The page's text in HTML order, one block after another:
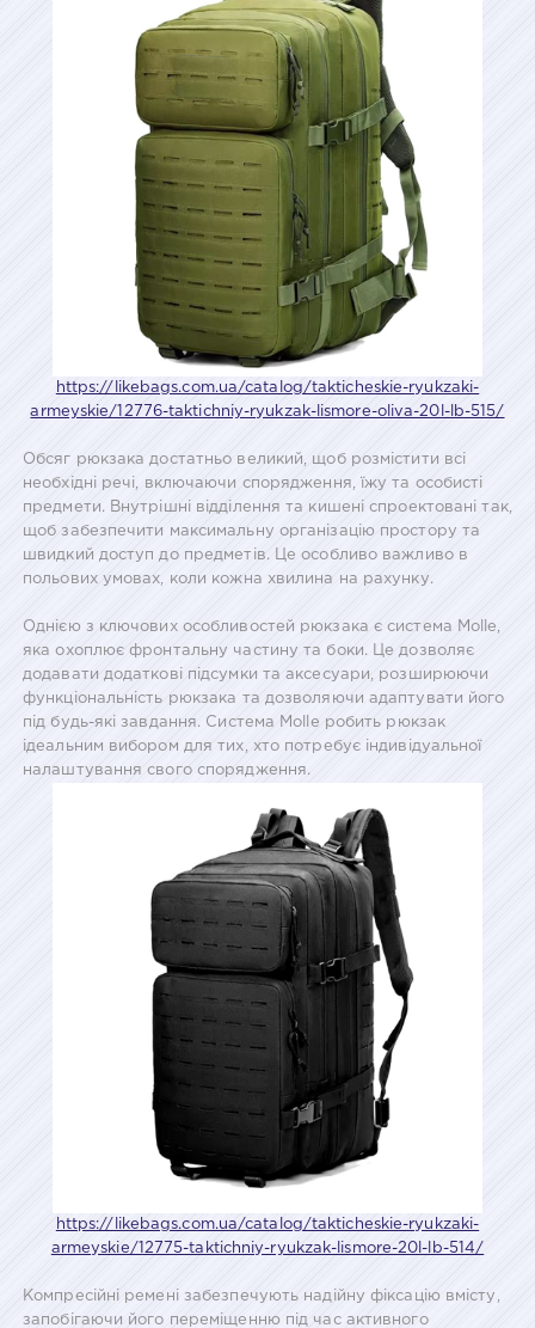
https://likebags.com.ua/catalog/takticheskie-ryukzaki-
armeyskie/12776-taktichniy-ryukzak-lismore-oliva-20l-lb-515/
Обсяг рюкзака достатньо великий, щоб розмістити всі
необхідні речі, включаючи спорядження, їжу та особисті
предмети. Внутрішні відділення та кишені спроектовані так,
щоб забезпечити максимальну організацію простору та
швидкий доступ до предметів. Це особливо важливо в
польових умовах, коли кожна хвилина на рахунку.
Однією з ключових особливостей рюкзака є система Molle,
яка охоплює фронтальну частину та боки. Це дозволяє
додавати додаткові підсумки та аксесуари, розширюючи
функціональність рюкзака та дозволяючи адаптувати його
під будь-які завдання. Система Molle робить рюкзак
ідеальним вибором для тих, хто потребує індивідуальної
налаштування свого спорядження.
https://likebags.com.ua/catalog/takticheskie-ryukzaki-
armeyskie/12775-taktichniy-ryukzak-lismore-20l-lb-514/
Компресійні ремені забезпечують надійну фіксацію вмісту,
запобігаючи його переміщенню під час активного